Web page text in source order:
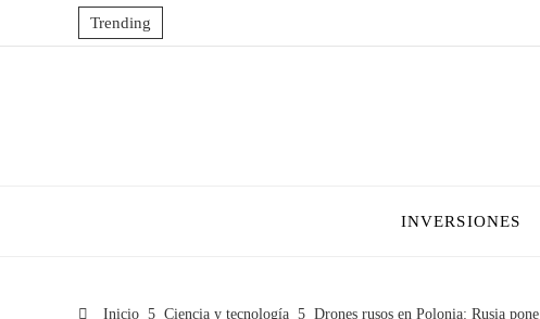
Trending
INVERSIONES
Inicio Ciencia y tecnología Drones rusos en Polonia: Rusia